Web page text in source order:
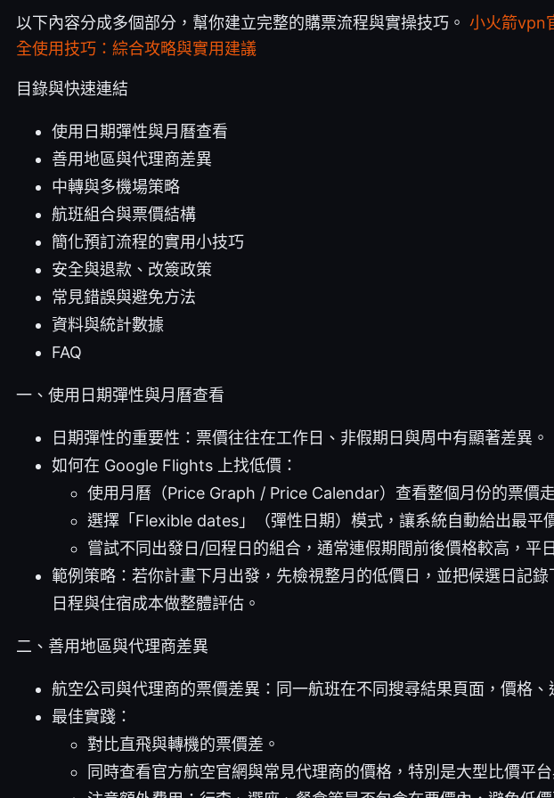
以下內容分成多個部分，幫你建立完整的購票流程與實操技巧。 小火箭vpn
全使用技巧：綜合攻略與實用建議
目錄與快速連結
使用日期彈性與月曆查看
善用地區與代理商差異
中轉與多機場策略
航班組合與票價結構
簡化預訂流程的實用小技巧
安全與退款、改簽政策
常見錯誤與避免方法
資料與統計數據
FAQ
一、使用日期彈性與月曆查看
日期彈性的重要性：票價往往在工作日、非假期日與周中有顯著差異。
如何在 Google Flights 上找低價：
使用月曆（Price Graph / Price Calendar）查看整個月份的票價走
選擇「Flexible dates」（彈性日期）模式，讓系統自動給出最平
嘗試不同出發日/回程日的組合，通常連假期間前後價格較高，平
範例策略：若你計畫下月出發，先檢視整月的低價日，並把候選日記
日程與住宿成本做整體評估。
二、善用地區與代理商差異
航空公司與代理商的票價差異：同一航班在不同搜尋結果頁面，價格、
最佳實踐：
對比直飛與轉機的票價差。
同時查看官方航空官網與常見代理商的價格，特別是大型比價平